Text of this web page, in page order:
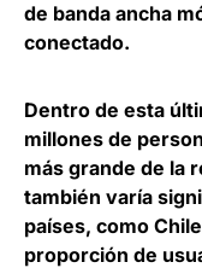
de banda ancha
conectado.
Dentro de esta
millones de
más grande de la
también varía
países, como
proporción de